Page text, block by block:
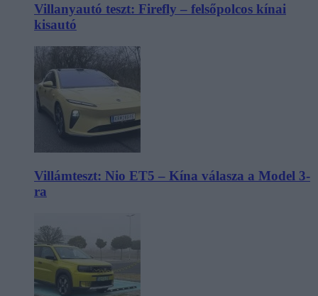
Villanyautó teszt: Firefly – felsőpolcos kínai
kisautó
Villámteszt: Nio ET5 – Kína válasza a Model 3-
ra